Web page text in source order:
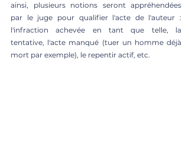
ainsi, plusieurs notions seront appréhendées
par le juge pour qualifier l'acte de l'auteur :
l'infraction achevée en tant que telle, la
tentative, l'acte manqué (tuer un homme déjà
mort par exemple), le repentir actif, etc.